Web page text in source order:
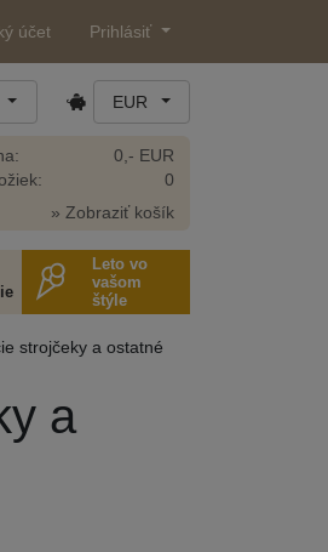
účet Prihlásiť
EUR
0,- EUR
0
» Zobraziť košík
Leto vo
vašom
štýle
strojčeky a ostatné
a